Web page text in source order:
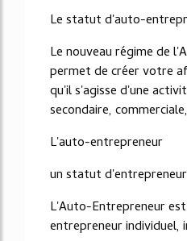
Le statut d'auto-
Le nouveau régime de
permet de créer votre
qu'il s'agisse d'une
secondaire,
L'auto-entrepreneur
un statut
L'Auto-Entrepreneur
entrepreneur individuel,